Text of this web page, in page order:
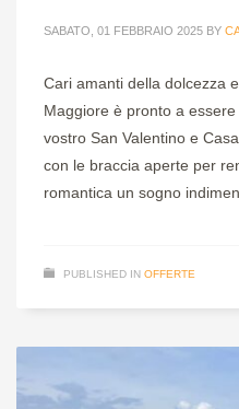
SABATO, 01 FEBBRAIO 2025 BY
Cari amanti della dolcezza
Maggiore è pronto a
vostro San Valentino e
con le braccia aperte per
romantica un sogno
PUBLISHED IN OFFERTE